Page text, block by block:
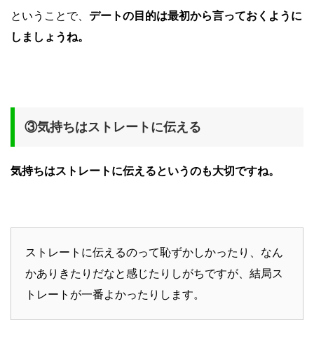
ということで、 デートの目的は最初から言っておくように
しましょうね。
③気持ちはストレートに伝える
気持ちはストレートに伝えるというのも大切ですね。
ストレートに伝えるのって恥ずかしかったり、なん
かありきたりだなと感じたりしがちですが、結局ス
トレートが一番よかったりします。